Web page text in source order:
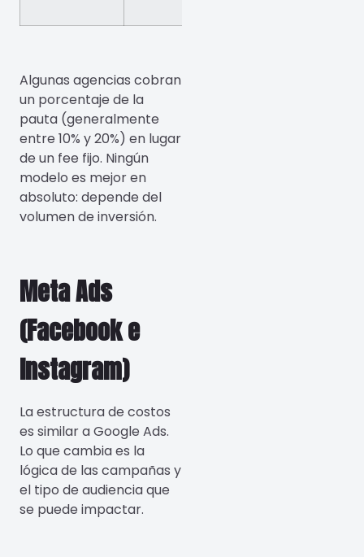
Algunas agencias cobran
un porcentaje de la
pauta (generalmente
entre 10% y 20%) en lugar
de un fee fijo. Ningún
modelo es mejor en
absoluto: depende del
volumen de inversión.
Meta Ads
(Facebook e
Instagram)
La estructura de costos
es similar a Google Ads.
Lo que cambia es la
lógica de las campañas y
el tipo de audiencia que
se puede impactar.